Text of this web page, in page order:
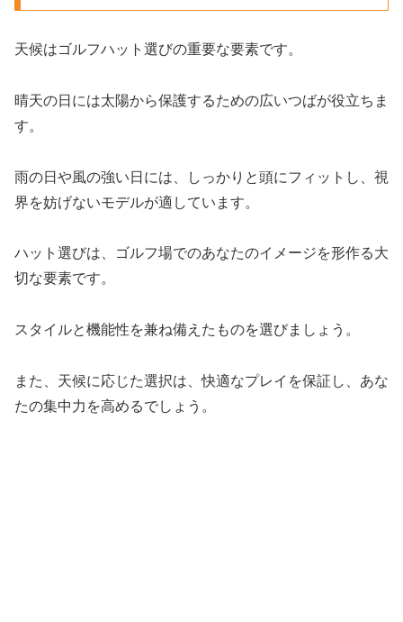
天候はゴルフハット選びの重要な要素です。
晴天の日には太陽から保護するための広いつばが役立ちま
す。
雨の日や風の強い日には、しっかりと頭にフィットし、視
界を妨げないモデルが適しています。
ハット選びは、ゴルフ場でのあなたのイメージを形作る大
切な要素です。
スタイルと機能性を兼ね備えたものを選びましょう。
また、天候に応じた選択は、快適なプレイを保証し、あな
たの集中力を高めるでしょう。